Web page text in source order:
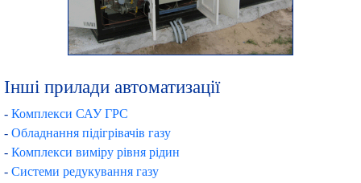
Інші прилади автоматизації
- Комплекси САУ ГРС
- Обладнання підігрівачів газу
- Комплекси виміру рівня рідин
- Системи редукування газу